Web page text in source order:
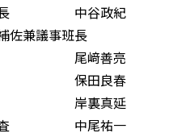
課長 中谷政紀
佐兼議事班長
善亮
任 保田良春
任 岸裏真延
主査 中尾祐一